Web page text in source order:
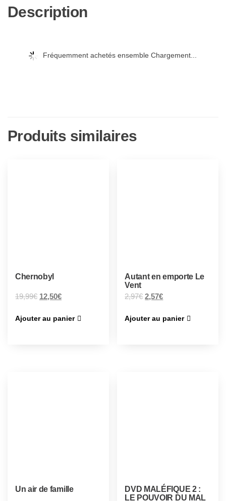
Description
Fréquemment achetés ensemble Chargement...
Produits similaires
Chernobyl
19,99€ 12,50€
Ajouter au panier
Autant en emporte Le
Vent
2,97€ 2,57€
Ajouter au panier
Un air de famille
DVD MALÉFIQUE 2 :
LE POUVOIR DU MAL